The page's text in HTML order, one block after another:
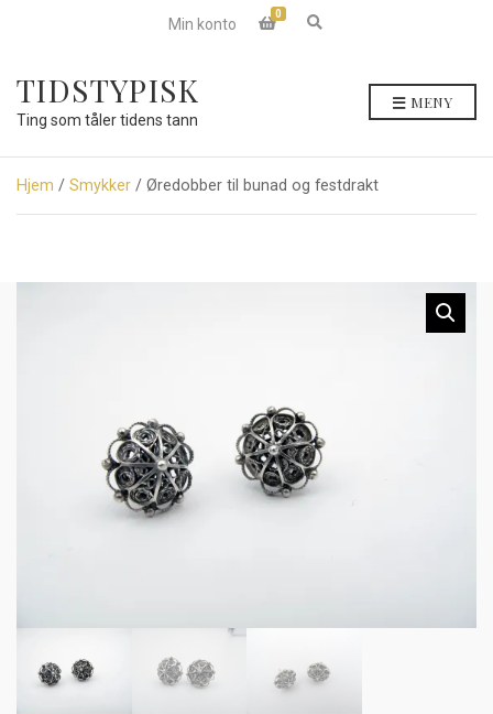
Min konto
0
E
a
r
h
TIDSTYPISK
Ting som tåler tidens tann
MENY
Hjem / Smykker / Øredobber til bunad og festdrakt